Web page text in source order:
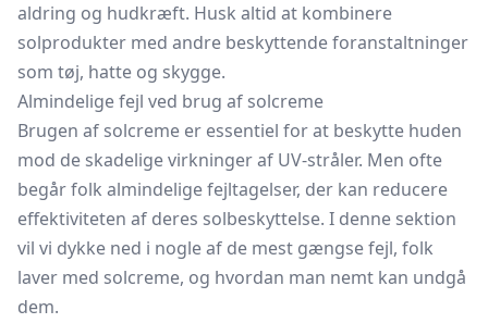
aldring og hudkræft. Husk altid at kombinere
solprodukter med andre beskyttende foranstaltninger
som tøj, hatte og skygge.
Almindelige fejl ved brug af solcreme
Brugen af solcreme er essentiel for at beskytte huden
mod de skadelige virkninger af UV-stråler. Men ofte
begår folk almindelige fejltagelser, der kan reducere
effektiviteten af deres solbeskyttelse. I denne sektion
vil vi dykke ned i nogle af de mest gængse fejl, folk
laver med solcreme, og hvordan man nemt kan undgå
dem.